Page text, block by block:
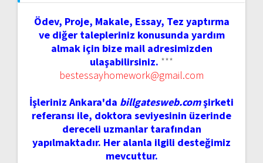
Ödev, Proje, Makale, Essay, Tez yaptırma
ve diğer talepleriniz konusunda yardım
almak için bize mail adresimizden
ulaşabilirsiniz. ***
bestessayhomework@gmail.com
İşleriniz Ankara'da billgatesweb.comşirketi
referansı ile, doktora seviyesinin üzerinde
dereceli uzmanlar tarafından
yapılmaktadır. Her alanla ilgili desteğimiz
mevcuttur.